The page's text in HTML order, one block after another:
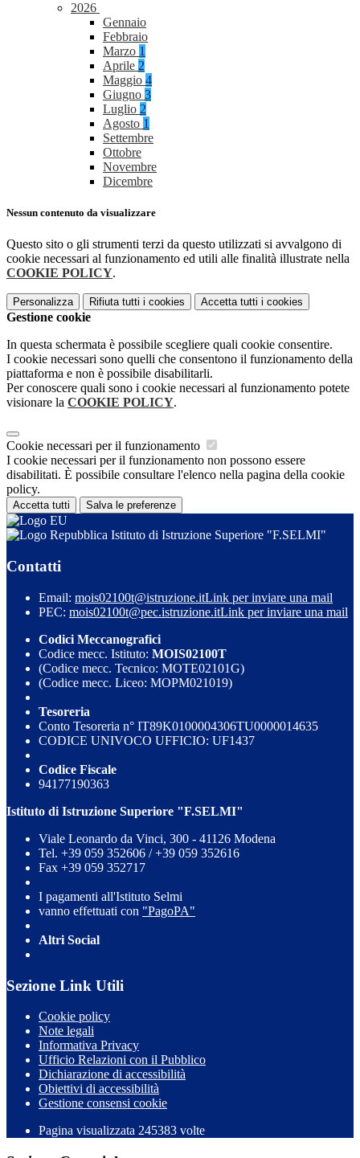
2026
Gennaio
Febbraio
Marzo 1
Aprile 2
Maggio 4
Giugno 3
Luglio 2
Agosto 1
Settembre
Ottobre
Novembre
Dicembre
Nessun contenuto da visualizzare
Questo sito o gli strumenti terzi da questo utilizzati si avvalgono di
cookie necessari al funzionamento ed utili alle finalità illustrate nella
COOKIE POLICY.
Personalizza Rifiuta tutti i cookies Accetta tutti i cookies
Gestione cookie
In questa schermata è possibile scegliere quali cookie consentire.
I cookie necessari sono quelli che consentono il funzionamento della
piattaforma e non è possibile disabilitarli.
Per conoscere quali sono i cookie necessari al funzionamento potete
visionare la COOKIE POLICY.
Cookie necessari per il funzionamento
I cookie necessari per il funzionamento non possono essere
disabilitati. È possibile consultare l'elenco nella pagina della cookie
policy.
Accetta tutti Salva le preferenze
Istituto di Istruzione Superiore "F.SELMI"
Contatti
Email: mois02100t@istruzione.itLink per inviare una mail
PEC: mois02100t@pec.istruzione.itLink per inviare una mail
Codici Meccanografici
Codice mecc. Istituto: MOIS02100T
(Codice mecc. Tecnico: MOTE02101G)
(Codice mecc. Liceo: MOPM021019)
Tesoreria
Conto Tesoreria n° IT89K0100004306TU0000014635
CODICE UNIVOCO UFFICIO: UF1437
Codice Fiscale
94177190363
Istituto di Istruzione Superiore "F.SELMI"
Viale Leonardo da Vinci, 300 - 41126 Modena
Tel. +39 059 352606 / +39 059 352616
Fax +39 059 352717
I pagamenti all'Istituto Selmi
vanno effettuati con "PagoPA"
Altri Social
Sezione Link Utili
Cookie policy
Note legali
Informativa Privacy
Ufficio Relazioni con il Pubblico
Dichiarazione di accessibilità
Obiettivi di accessibilità
Gestione consensi cookie
Pagina visualizzata 245383 volte